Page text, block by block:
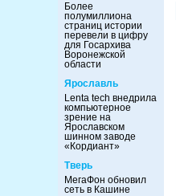
Более
полумиллиона
страниц истории
перевели в цифру
для Госархива
Воронежской
области
Ярославль
Lenta tech внедрила
компьютерное
зрение на
Ярославском
шинном заводе
«Кордиант»
Тверь
МегаФон обновил
сеть в Кашине